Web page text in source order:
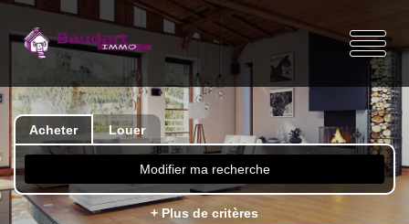
Acheter Louer
Modifier ma recherche
+ Plus de critères